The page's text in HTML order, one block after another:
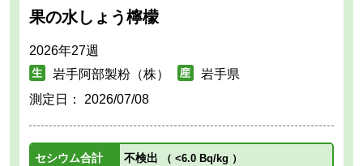
果の水しょう檸檬
2026年27週
岩手阿部製粉（株）
岩手県
測定日： 2026/07/08
セシウム合計 不検出 （ <6.0 Bq/kg ）